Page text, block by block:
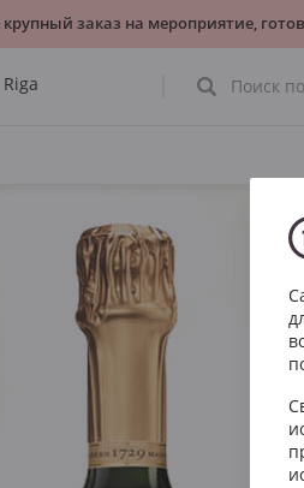
Riga
ВЫБРАТЬ ДРУГОЙ
заказ на мероприятие,